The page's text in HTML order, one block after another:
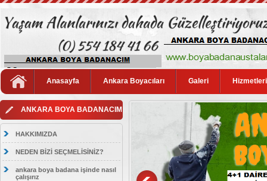
Anasayfa Ankara Boyacıları Galeri
ANKARA BOYA BADANACIM
HAKKIMIZDA
NEDEN BİZİ SEÇMELİSİNİZ?
ankara boya badana işinde nasıl
çalışırız